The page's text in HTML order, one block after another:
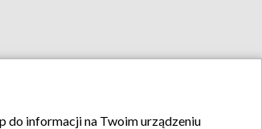
do informacji na Twoim urządzeniu